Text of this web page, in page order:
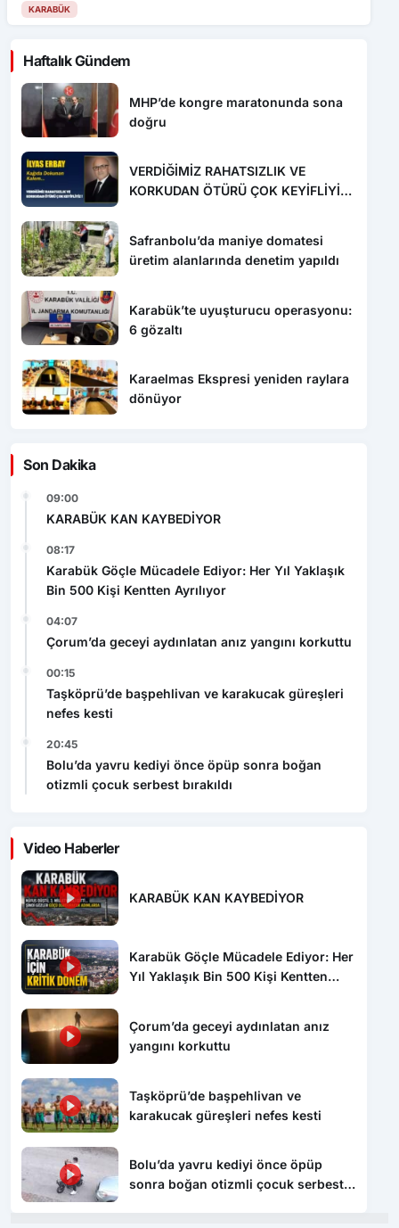
KARABÜK
Haftalık Gündem
MHP’de kongre maratonunda sona
doğru
VERDİĞİMİZ RAHATSIZLIK VE
KORKUDAN ÖTÜRÜ ÇOK KEYİFLİYİZ
Safranbolu’da maniye domatesi
üretim alanlarında denetim yapıldı
Karabük’te uyuşturucu operasyonu:
6 gözaltı
Karaelmas Ekspresi yeniden raylara
dönüyor
Son Dakika
09:00
KARABÜK KAN KAYBEDİYOR
08:17
Karabük Göçle Mücadele Ediyor: Her Yıl Yaklaşık
Bin 500 Kişi Kentten Ayrılıyor
04:07
Çorum’da geceyi aydınlatan anız yangını korkuttu
00:15
Taşköprü’de başpehlivan ve karakucak güreşleri
nefes kesti
20:45
Bolu’da yavru kediyi önce öpüp sonra boğan
otizmli çocuk serbest bırakıldı
Video Haberler
KARABÜK KAN KAYBEDİYOR
Karabük Göçle Mücadele Ediyor: Her
Yıl Yaklaşık Bin 500 Kişi Kentten
Çorum’da geceyi aydınlatan anız
yangını korkuttu
Taşköprü’de başpehlivan ve
karakucak güreşleri nefes kesti
Bolu’da yavru kediyi önce öpüp
sonra boğan otizmli çocuk serbest